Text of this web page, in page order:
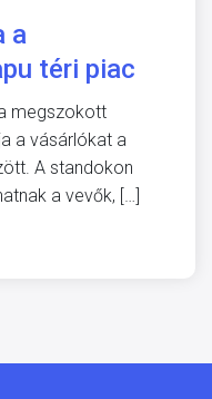
a
téri piac
megszokott
a vásárlókat a
A standokon
a vevők, […]